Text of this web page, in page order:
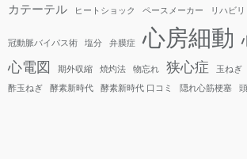
カテーテル ヒートショック ペースメーカー リハビリ
冠動脈バイパス術 塩分 弁膜症 心房細動
心電図 期外収縮 焼灼法 物忘れ 狭心症 玉ねぎ
酢玉ねぎ
酵素新時代 酵素新時代 口コミ 隠れ心筋梗塞